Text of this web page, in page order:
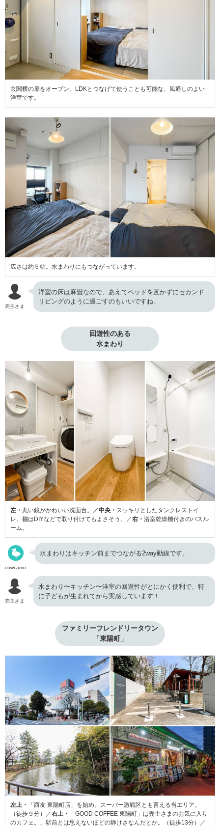
玄関横の扉をオープン。LDKとつなげて使うことも可能な、風通しのよい
洋室です。
広さは約５帖。水まわりにもつながっています。
売主さま
洋室の床は麻畳なので、あえてベッドを置かずにセカンド
リビングのように過ごすのもいいですね。
回遊性のある
水まわり
左・ 丸い鏡がかわいい洗面台。／中央・ スッキリとしたタンクレストイ
レ。棚はDIYなどで取り付けてもよさそう。／右・ 浴室乾燥機付きのバスル
ーム。
cowcamo
水まわりはキッチン前までつながる2way動線です。
売主さま
水まわり〜キッチン〜洋室の回遊性がとにかく便利で、特
に子どもが生まれてから実感しています！
ファミリーフレンドリータウン
「東陽町」
左上・
「西友 東陽町店」を始め、スーパー激戦区とも言える当エリア。
（徒歩９分）／右上・
「GOOD COFFEE 東陽町」は売主さまのお気に入り
のカフェ。、駅前とは思えないほどの静けさなんだとか。（徒歩13分）／